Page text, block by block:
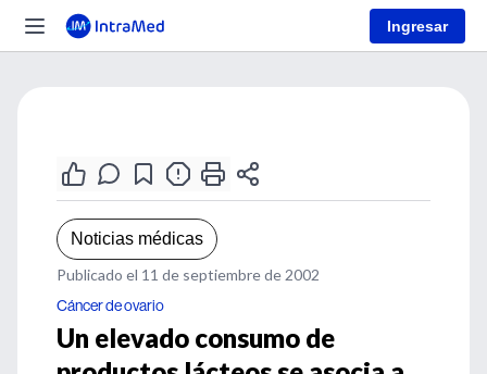
Ingresar
Noticias médicas
Publicado el 11 de septiembre de 2002
Cáncer de ovario
Un elevado consumo de